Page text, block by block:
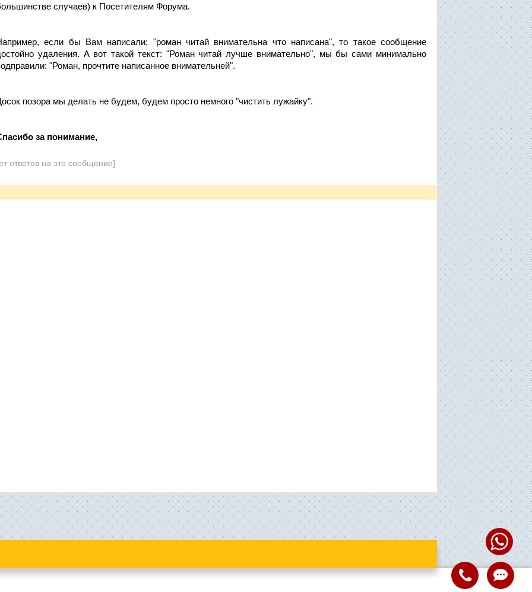
случаев) к Посетителям Форума.
если бы Вам написали: "роман читай внимательна что написана", то такое сообщение
удаления. А вот такой текст: "Роман читай лучше внимательно", мы бы сами минимально
"Роман, прочтите написанное внимательней".
позора мы делать не будем, будем просто немного "чистить лужайку".
за понимание,
ответов на это сообщение]